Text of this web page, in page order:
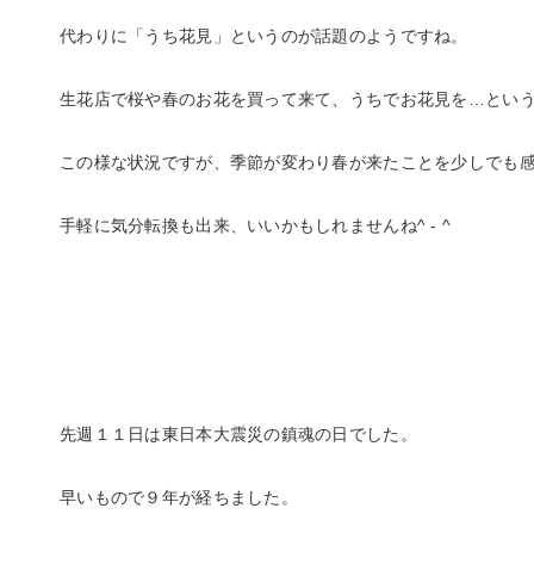
代わりに「うち花見」というのが話題のようですね。
生花店で桜や春のお花を買って来て、うちでお花見を…とい
この様な状況ですが、季節が変わり春が来たことを少しでも
手軽に気分転換も出来、いいかもしれませんね^ - ^
先週１１日は東日本大震災の鎮魂の日でした。
早いもので９年が経ちました。